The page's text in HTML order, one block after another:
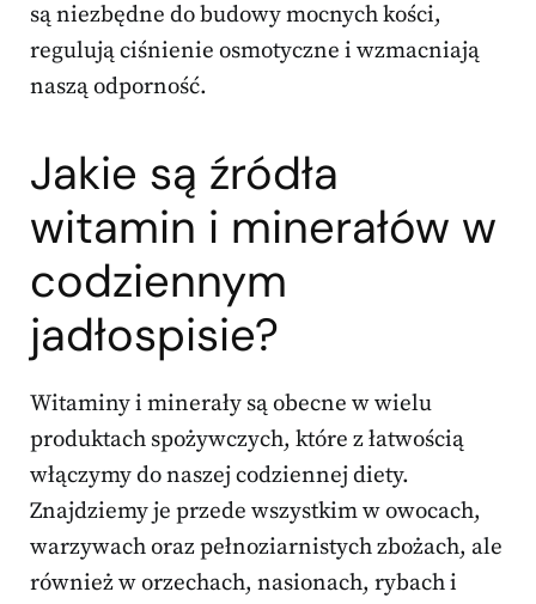
są niezbędne do budowy mocnych kości,
regulują ciśnienie osmotyczne i wzmacniają
naszą odporność.
Jakie są źródła
witamin i minerałów w
codziennym
jadłospisie?
Witaminy i minerały są obecne w wielu
produktach spożywczych, które z łatwością
włączymy do naszej codziennej diety.
Znajdziemy je przede wszystkim w owocach,
warzywach oraz pełnoziarnistych zbożach, ale
również w orzechach, nasionach, rybach i